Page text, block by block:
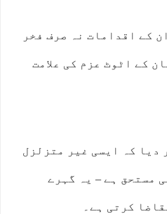
کے اقدامات نہ صرف فخر
کے اٹوٹ عزم کی علامت
دیا کہ ایسی غیر متزلزل
مستحق ہے – یہ گہرے
کرتی ہے۔